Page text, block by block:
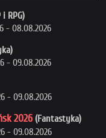
i RPG)
- 08.08.2026
- 09.08.2026
- 09.08.2026
2026 (Fantastyka)
- 09.08.2026